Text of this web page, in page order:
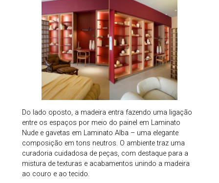
Do lado oposto, a madeira entra fazendo uma ligação
entre os espaços por meio do painel em Laminato
Nude e gavetas em Laminato Alba – uma elegante
composição em tons neutros. O ambiente traz uma
curadoria cuidadosa de peças, com destaque para a
mistura de texturas e acabamentos unindo a madeira
ao couro e ao tecido.